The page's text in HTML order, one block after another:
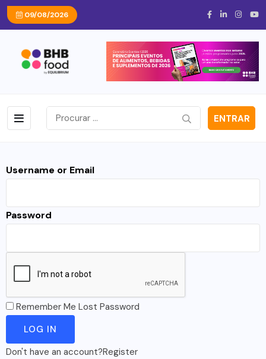
09/08/2026
ENTRAR
Username or Email
Password
Remember Me Lost Password
Don't have an account?Register